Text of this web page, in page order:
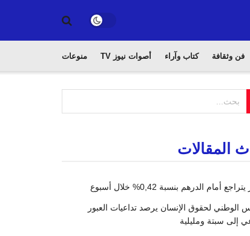
فن وثقافة كتاب وآراء أصوات نيوز TV منوعات
المقالات
أمام الدرهم بنسبة 0,42% خلال أسبوع
الوطني لحقوق الإنسان يرصد تداعيات العبور
إلى سبتة ومليلية